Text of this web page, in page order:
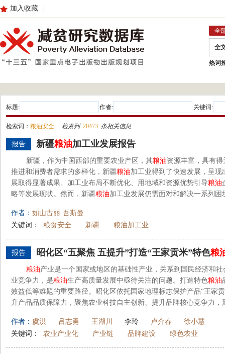
加入收藏
全
全
热词
标题: 作者: 关键词:
检索词： 粮油安全 检索到 20473 条相关信息
报告 新疆粮油加工业发展报告
新疆，作为中国西部的重要农业产区，其粮油资源丰富，具有
推进和消费者需求的多样化，新疆粮油加工业得到了快速发展，呈
展取得显著成果、加工业布局不断优化、用地域和资源优势引导粮油
略等发展现状。然而，新疆粮油加工业发展仍需面对和解决一系列
作者： 如山古丽·吾斯曼
关键词：
粮食安全 新疆 粮油加工业
报告 昭化区“五聚焦 五提升”打造“王家贡米”特色粮
粮油产业是一个国家或地区的基础性产业，关系到国民经济和
业竞争力，是粮油生产高质量发展中亟待关注的问题。打造特色粮油
效益低等难题的重要路径。昭化区依托国家地理标志保护产品“王家
升产品品质保障力，聚焦农业科技自主创新、提升品牌核心竞争力
作者： 虞洪 吕志勇 王湖川 李玲 卢介春
徐小慧
关键词：
农业产业化 产业链 品牌建设 绿色农业